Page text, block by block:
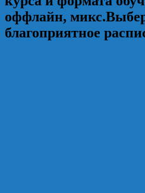
оффлайн,
благоприятное